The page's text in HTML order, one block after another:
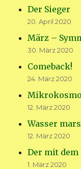
Der Sieger
20. April 2020
März –
30. März 2020
Comeback!
24. März 2020
12. März 2020
Wasser
12. März 2020
Der mit
1. März 2020